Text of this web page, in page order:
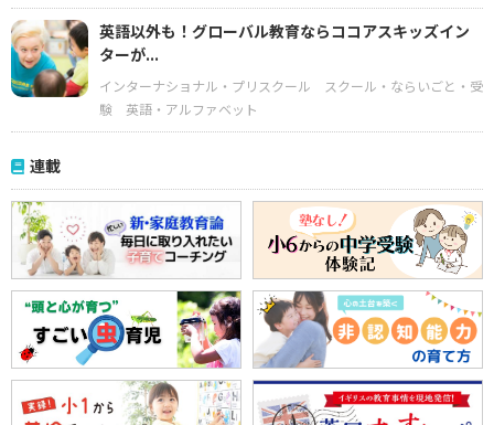
英語以外も！グローバル教育ならココアスキッズイン
ターが...
インターナショナル・プリスクール
スクール・ならいごと・受
験
英語・アルファベット
連載